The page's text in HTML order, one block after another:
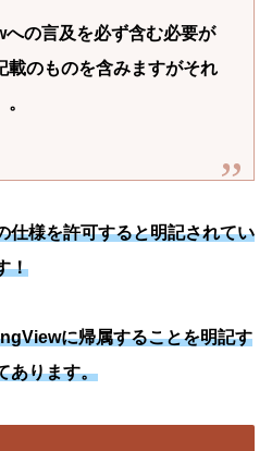
の言及を必ず含む必要が
載のものを含みますがそれ
仕様を許可すると明記されてい
！
に帰属することを明記す
あります。